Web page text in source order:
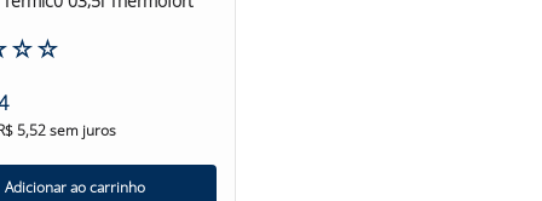
☆☆
5,52sem juros
Adicionar ao carrinho